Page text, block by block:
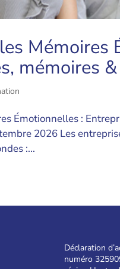
Mémoires
mémoires
Émotionnelles :
2026 Les
:...
Déclaration
numéro